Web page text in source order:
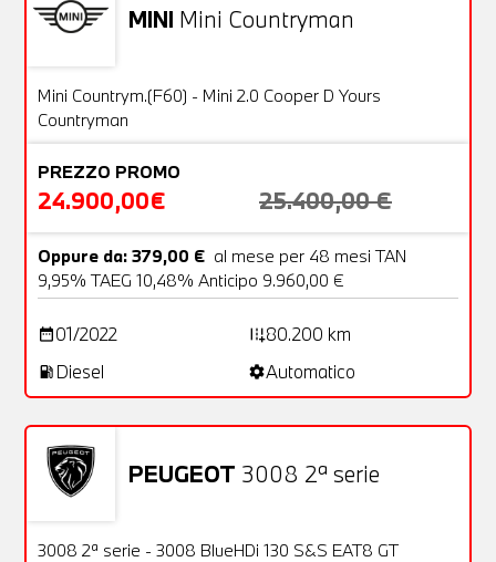
MINI Mini Countryman
OFFERTA
Mini Countrym.(F60) - Mini 2.0 Cooper D Yours
Countryman
PREZZO PROMO
24.900,00€ 25.400,00 €
Oppure da: 379,00 € al mese per 48 mesi TAN
9,95% TAEG 10,48% Anticipo 9.960,00 €
date_range01/2022 add_road80.200 km
local_gas_station Diesel settingsAutomatico
PEUGEOT 3008 2ª serie
OFFERTA
Usato
3008 2ª serie - 3008 BlueHDi 130 S&S EAT8 GT